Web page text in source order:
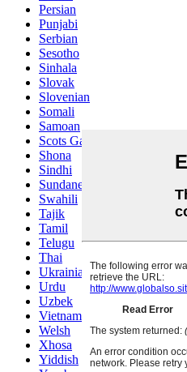
Persian
Punjabi
Serbian
Sesotho
Sinhala
Slovak
Slovenian
Somali
Samoan
Scots Gaelic
Shona
Sindhi
Sundanese
Swahili
Tajik
Tamil
Telugu
Thai
Ukrainian
Urdu
Uzbek
Vietnamese
Welsh
Xhosa
Yiddish